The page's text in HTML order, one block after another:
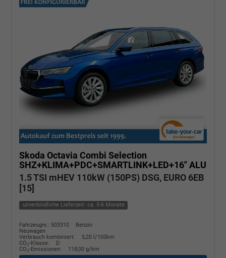
Skoda Octavia Combi Selection
SHZ+KLIMA+PDC+SMARTLINK+LED+16" ALU
1.5 TSI mHEV 110kW (150PS) DSG, EURO 6EB
[15]
unverbindliche Lieferzeit: ca. 5-6 Monate
Fahrzeugnr.: 503310
Benzin
Neuwagen
Verbrauch kombiniert:
5,20 l/100km
CO2-Klasse:
D
CO2-Emissionen: 118,00 g/km